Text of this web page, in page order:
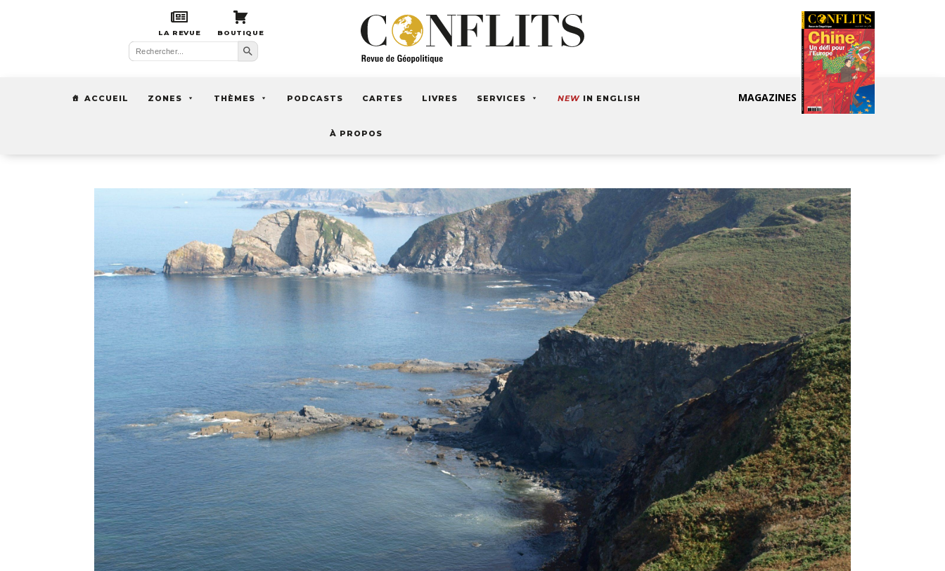
LA REVUE BOUTIQUE
Search
for:
Search Button
ACCUEIL ZONES THÈMES PODCASTS CARTES LIVRES SERVICES NEW IN ENGLISH
À PROPOS
MAGAZINES